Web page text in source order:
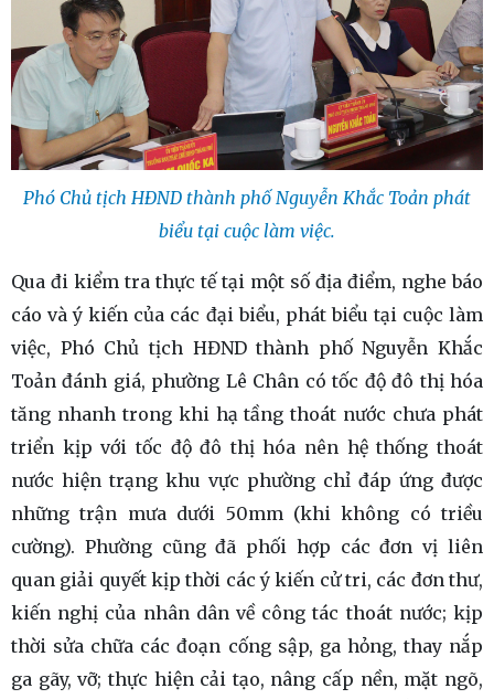
Phó Chủ tịch HĐND thành phố Nguyễn Khắc Toản phát
biểu tại cuộc làm việc.
Qua đi kiểm tra thực tế tại một số địa điểm, nghe báo
cáo và ý kiến của các đại biểu, phát biểu tại cuộc làm
việc, Phó Chủ tịch HĐND thành phố Nguyễn Khắc
Toản đánh giá, phường Lê Chân có tốc độ đô thị hóa
tăng nhanh trong khi hạ tầng thoát nước chưa phát
triển kịp với tốc độ đô thị hóa nên hệ thống thoát
nước hiện trạng khu vực phường chỉ đáp ứng được
những trận mưa dưới 50mm (khi không có triều
cường). Phường cũng đã phối hợp các đơn vị liên
quan giải quyết kịp thời các ý kiến cử tri, các đơn thư,
kiến nghị của nhân dân về công tác thoát nước; kịp
thời sửa chữa các đoạn cống sập, ga hỏng, thay nắp
ga gãy, vỡ; thực hiện cải tạo, nâng cấp nền, mặt ngõ,